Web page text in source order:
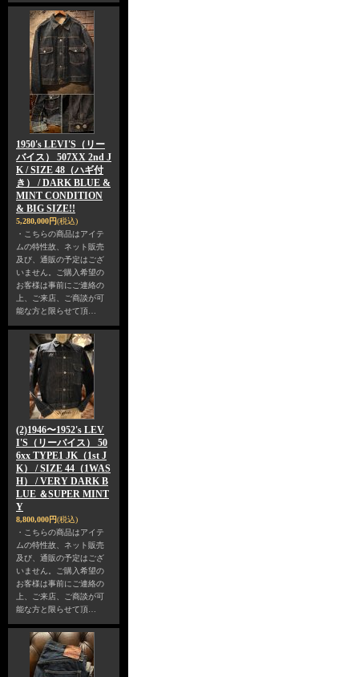
1950's LEVI'S（リー
バイス） 507XX 2nd J
K / SIZE 48（ハギ付
き） / DARK BLUE &
MINT CONDITION
& BIG SIZE!!
5,280,000円(税込)
・こちらの商品はアイテ
ムの特性故、ネット販売
及び、通販の予定はござ
いません。ご購入希望の
お客様は事前にご連絡の
上、ご来店、ご商談が可
能な方と限らせて頂…
(2)1946〜1952's LEV
I'S（リーバイス） 50
6xx TYPE1 JK（1st J
K） / SIZE 44（1WAS
H） / VERY DARK B
LUE ＆SUPER MINT
Y
8,800,000円(税込)
・こちらの商品はアイテ
ムの特性故、ネット販売
及び、通販の予定はござ
いません。ご購入希望の
お客様は事前にご連絡の
上、ご来店、ご商談が可
能な方と限らせて頂…